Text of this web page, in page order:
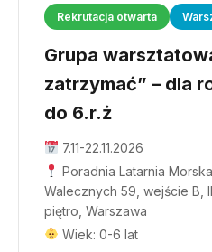
Rekrutacja otwarta
Grupa
zatrzymać” – dla
do 6.r.ż
7.11-22.11.2026
Poradnia Latarnia
Walecznych 59, wejście B, II
piętro, Warszawa
Wiek: 0-6 lat